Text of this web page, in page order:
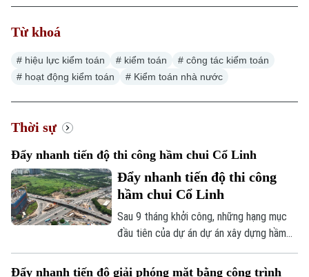
Âm nhạc
Bản quyền thuộc về Cơ quan Báo và Phát thanh Truyền hình Hà Nội Giấy
phép số: Số 63/GP-TTDT, cấp ngày 10/05/2023
Số 3-5 Huỳnh Thúc Kháng-Phường Láng-Hà Nội
Phó Giám đốc: Nguyễn Kim Khiêm, Nguyễn Minh Đức, Nguyễn Thành Lợi
Từ khoá
# hiệu lực kiểm toán # kiểm toán
# công tác kiểm toán
# hoạt động kiểm toán
# Kiểm toán nhà nước
Thời sự
Đẩy nhanh tiến độ thi công hầm chui Cổ Linh
Đẩy nhanh tiến độ thi công
hầm chui Cổ Linh
Sau 9 tháng khởi công, những hạng mục
đầu tiên của dự án dự án xây dựng hầm
chui nút giao Cổ Linh - đường dẫn cầu
Vĩnh Tuy (phường Long Biên, Hà Nội) đã
Đẩy nhanh tiến độ giải phóng mặt bằng công trình